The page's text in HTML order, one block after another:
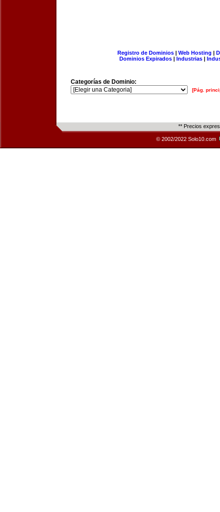
Registro de Dominios| Web Hosting |
Dominios Expirados | Industrias |
Categorías de Dominio:
[Pág.
** Precios
© 2002/2022 Solo10.com